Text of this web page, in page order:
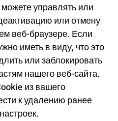
управлять или
или отмену
веб-браузере. Если
иметь в виду, что это
или заблокировать
нашего веб-сайта.
из вашего
к удалению ранее